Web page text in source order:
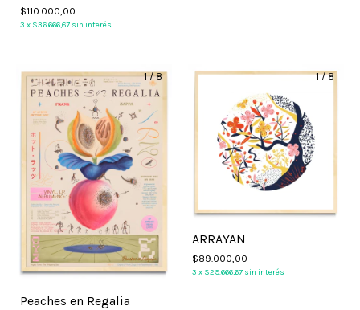
$110.000,00
3 x $36.666,67 sin interés
1/8
Peaches en Regalia
1/8
ARRAYAN
$89.000,00
3 x $29.666,67 sin interés